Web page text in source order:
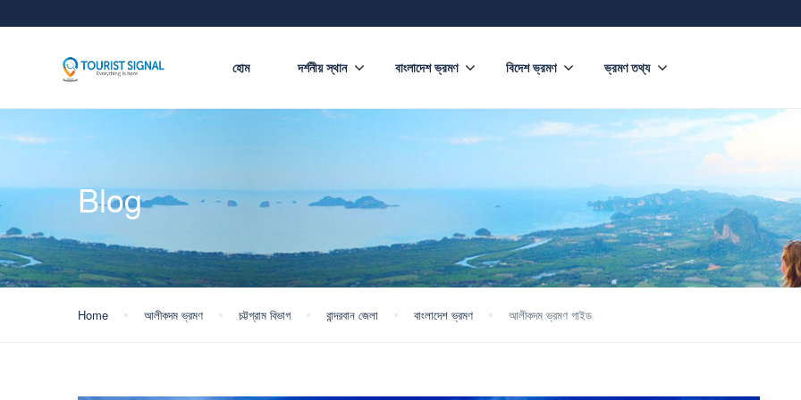
হোম দর্শনীয় স্থান বাংলাদেশ ভ্রমণ বিদেশ ভ্রমণ ভ্রমণ তথ্য
Blog
Home আলীকদম ভ্রমণ চট্টগ্রাম বিভাগ বান্দরবান জেলা বাংলাদেশ ভ্রমণ আলীকদম ভ্রমণ গাইড